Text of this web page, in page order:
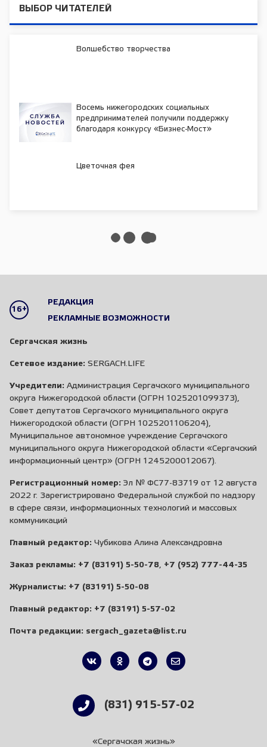
ВЫБОР ЧИТАТЕЛЕЙ
Волшебство творчества
Восемь нижегородских социальных
предпринимателей получили поддержку
благодаря конкурсу «Бизнес-Мост»
Цветочная фея
16+
РЕДАКЦИЯ
РЕКЛАМНЫЕ ВОЗМОЖНОСТИ
Сергачская жизнь
Сетевое издание: SERGACH.LIFE
Учредители: Администрация Сергачского муниципального
округа Нижегородской области (ОГРН 1025201099373),
Совет депутатов Сергачского муниципального округа
Нижегородской области (ОГРН 1025201106204),
Муниципальное автономное учреждение Сергачского
муниципального округа Нижегородской области «Сергачский
информационный центр» (ОГРН 1245200012067).
Регистрационный номер: Эл № ФС77-83719 от 12 августа
2022 г. Зарегистрировано Федеральной службой по надзору
в сфере связи, информационных технологий и массовых
коммуникаций
Главный редактор: Чубикова Алина Александровна
Заказ рекламы: +7 (83191) 5-50-78, +7 (952) 777-44-35
Журналисты: +7 (83191) 5-50-08
Главный редактор: +7 (83191) 5-57-02
Почта редакции: sergach_gazeta@list.ru
(831) 915-57-02
«Сергачская жизнь»